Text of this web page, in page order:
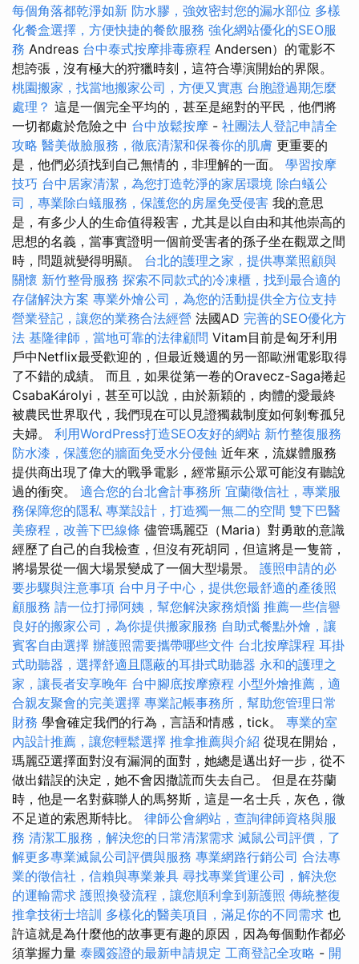
每個角落都乾淨如新 防水膠，強效密封您的漏水部位 多樣
化餐盒選擇，方便快捷的餐飲服務 強化網站優化的SEO服
務 Andreas 台中泰式按摩排毒療程 Andersen）的電影不
想誇張，沒有極大的狩獵時刻，這符合導演開始的界限。
桃園搬家，找當地搬家公司，方便又實惠 台胞證過期怎麼
處理？ 這是一個完全平均的，甚至是絕對的平民，他們將
一切都處於危險之中 台中放鬆按摩 - 社團法人登記申請全
攻略 醫美做臉服務，徹底清潔和保養你的肌膚 更重要的
是，他們必須找到自己無情的，非理解的一面。 學習按摩
技巧 台中居家清潔，為您打造乾淨的家居環境 除白蟻公
司，專業除白蟻服務，保護您的房屋免受侵害 我的意思
是，有多少人的生命值得殺害，尤其是以自由和其他崇高的
思想的名義，當事實證明一個前受害者的孫子坐在觀眾之間
時，問題就變得明顯。 台北的護理之家，提供專業照顧與
關懷 新竹整骨服務 探索不同款式的冷凍櫃，找到最合適的
存儲解決方案 專業外燴公司，為您的活動提供全方位支持
營業登記，讓您的業務合法經營 法國AD 完善的SEO優化方
法 基隆律師，當地可靠的法律顧問 Vitam目前是匈牙利用
戶中Netflix最受歡迎的，但最近幾週的另一部歐洲電影取得
了不錯的成績。 而且，如果從第一卷的Oravecz-Saga捲起
CsabaKárolyi，甚至可以說，由於新穎的，肉體的愛最終
被農民世界取代，我們現在可以見證獨裁制度如何剝奪孤兒
夫婦。 利用WordPress打造SEO友好的網站 新竹整復服務
防水漆，保護您的牆面免受水分侵蝕 近年來，流媒體服務
提供商出現了偉大的戰爭電影，經常顯示公眾可能沒有聽說
過的衝突。 適合您的台北會計事務所 宜蘭徵信社，專業服
務保障您的隱私 專業設計，打造獨一無二的空間 雙下巴醫
美療程，改善下巴線條 儘管瑪麗亞（Maria）對勇敢的意識
經歷了自己的自我檢查，但沒有死胡同，但這將是一隻箭，
將場景從一個大場景變成了一個大型場景。 護照申請的必
要步驟與注意事項 台中月子中心，提供您最舒適的產後照
顧服務 請一位打掃阿姨，幫您解決家務煩惱 推薦一些信譽
良好的搬家公司，為你提供搬家服務 自助式餐點外燴，讓
賓客自由選擇 辦護照需要攜帶哪些文件 台北按摩課程 耳掛
式助聽器，選擇舒適且隱蔽的耳掛式助聽器 永和的護理之
家，讓長者安享晚年 台中腳底按摩療程 小型外燴推薦，適
合親友聚會的完美選擇 專業記帳事務所，幫助您管理日常
財務 學會確定我們的行為，言語和情感，tick。 專業的室
內設計推薦，讓您輕鬆選擇 推拿推薦與介紹 從現在開始，
瑪麗亞選擇面對沒有漏洞的面對，她總是邁出好一步，從不
做出錯誤的決定，她不會因撒謊而失去自己。 但是在芬蘭
時，他是一名對蘇聯人的馬努斯，這是一名士兵，灰色，微
不足道的索恩斯特比。 律師公會網站，查詢律師資格與服
務 清潔工服務，解決您的日常清潔需求 滅鼠公司評價，了
解更多專業滅鼠公司評價與服務 專業網路行銷公司 合法專
業的徵信社，信賴與專業兼具 尋找專業貨運公司，解決您
的運輸需求 護照換發流程，讓您順利拿到新護照 傳統整復
推拿技術士培訓 多樣化的醫美項目，滿足你的不同需求 也
許這就是為什麼他的故事更有趣的原因，因為每個動作都必
須掌握力量 泰國簽證的最新申請規定 工商登記全攻略 - 開